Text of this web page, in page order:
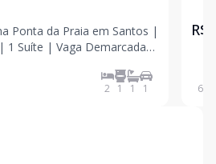
Ponta da Praia em Santos |
Suíte | Vaga Demarcada
excelente oportunidade para
dos bairros mais
2 1 1 1
R$
63